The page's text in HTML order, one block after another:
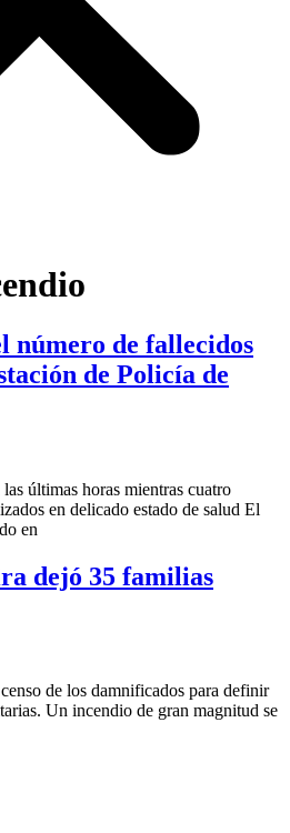
número de fallecidos
de Policía de
últimas horas mientras cuatro
en delicado estado de salud El
en
dejó 35 familias
de los damnificados para definir
Un incendio de gran magnitud se